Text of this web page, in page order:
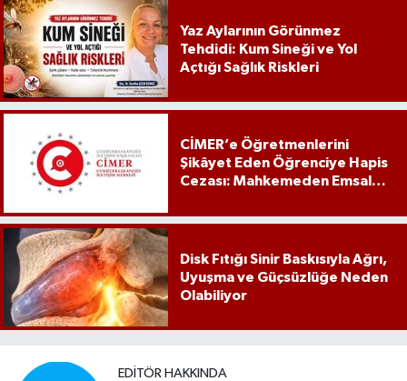
Yaz Aylarının Görünmez
Tehdidi: Kum Sineği ve Yol
Açtığı Sağlık Riskleri
CİMER’e Öğretmenlerini
Şikâyet Eden Öğrenciye Hapis
Cezası: Mahkemeden Emsal
Disk Fıtığı Sinir Baskısıyla Ağrı,
Uyuşma ve Güçsüzlüğe Neden
Olabiliyor
EDITÖR HAKKINDA